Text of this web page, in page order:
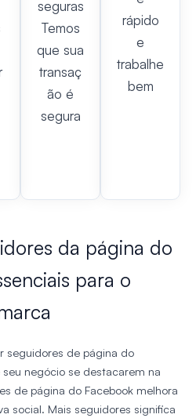
seguras
Temos
que sua
transaç
ão é
segura
rápido
e
trabalhe
bem
da página do
para o
seguidores de página do
negócio se destacarem na
de página do Facebook melhora
social. Mais seguidores significa